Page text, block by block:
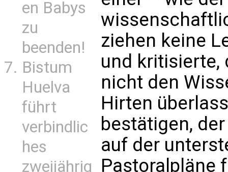
en Babys
zu
beenden!
Bistum
Huelva
führt
verbindlic
hes
zweijährig
ziehen keine
und kritisierte,
nicht den
Hirten
bestätigen,
auf der
Pastoralpläne